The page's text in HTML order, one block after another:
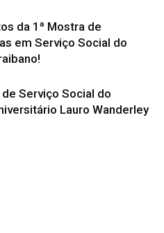
da 1ª Mostra de
em Serviço Social do
de Serviço Social do
Lauro Wanderley